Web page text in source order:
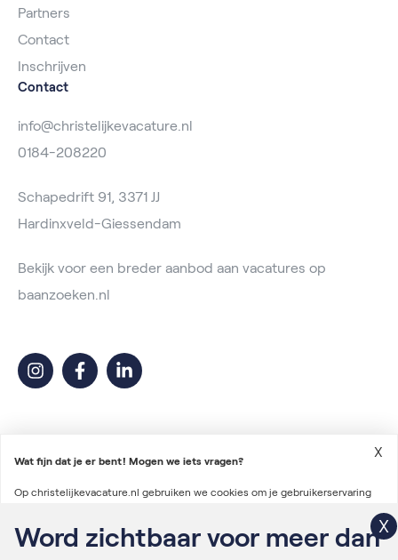
Partners
Contact
Inschrijven
Contact
info@christelijkevacature.nl
0184-208220
Schapedrift 91, 3371 JJ
Hardinxveld-Giessendam
Bekijk voor een breder aanbod aan vacatures op
baanzoeken.nl
2026 © Christelijke Vacature
Voorwaarden vacatureplaatsing
Wat fijn dat je er bent! Mogen we iets vragen?
Op christelijkevacature.nl gebruiken we cookies om je gebruikerservaring
te verbeteren en advertenties te personaliseren. We gebruiken ook cookies
om gegevens te verzamelen voor het personaliseren van content en het
X
Word zichtbaar voor meer dan